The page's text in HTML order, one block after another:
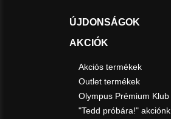
ÚJDONSÁGOK
AKCIÓK
Akciós termékek
Outlet termékek
Olympus Prémium Klub
"Tedd próbára!" akciónk